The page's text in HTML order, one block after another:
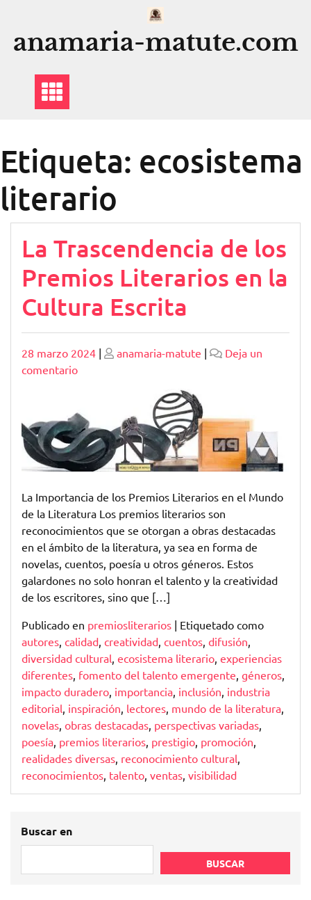
contenido
anamaria-matute.com
Etiqueta: ecosistema
literario
La Trascendencia de los
Premios Literarios en la
Cultura Escrita
Publicado
28 marzo 2024 | Publicado
anamaria-matute |
Deja un
comentarioen
de
los
Premios
Literarios
la
Cultura
Escrita
La Importancia de los Premios Literarios en el Mundo
de la Literatura Los premios literarios son
reconocimientos que se otorgan a obras destacadas
en el ámbito de la literatura, ya sea en forma de
novelas, cuentos, poesía u otros géneros. Estos
galardones no solo honran el talento y la creatividad
de los escritores, sino que […]
Publicado en premiosliterarios | Etiquetado como
autores, calidad, creatividad, cuentos, difusión,
diversidad cultural, ecosistema literario, experiencias
diferentes, fomento del talento emergente, géneros,
impacto duradero, importancia, inclusión, industria
editorial, inspiración, lectores, mundo de la literatura,
novelas, obras destacadas, perspectivas variadas,
poesía, premios literarios, prestigio, promoción,
realidades diversas, reconocimiento cultural,
reconocimientos, talento, ventas, visibilidad
Buscar en
BUSCAR